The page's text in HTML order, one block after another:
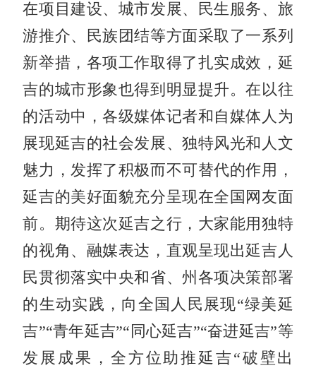
在项目建设、城市发展、民生服务、旅
游推介、民族团结等方面采取了一系列
新举措，各项工作取得了扎实成效，延
吉的城市形象也得到明显提升。在以往
的活动中，各级媒体记者和自媒体人为
展现延吉的社会发展、独特风光和人文
魅力，发挥了积极而不可替代的作用，
延吉的美好面貌充分呈现在全国网友面
前。期待这次延吉之行，大家能用独特
的视角、融媒表达，直观呈现出延吉人
民贯彻落实中央和省、州各项决策部署
的生动实践，向全国人民展现“绿美延
吉”“青年延吉”“同心延吉”“奋进延吉”等
发展成果，全方位助推延吉“破壁出